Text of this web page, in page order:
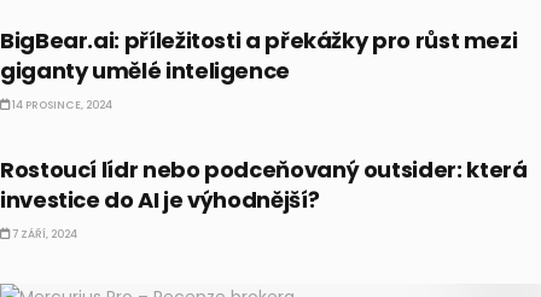
BigBear.ai: příležitosti a překážky pro růst mezi
giganty umělé inteligence
14 PROSINCE, 2024
Rostoucí lídr nebo podceňovaný outsider: která
investice do AI je výhodnější?
7 ZÁŘÍ, 2024